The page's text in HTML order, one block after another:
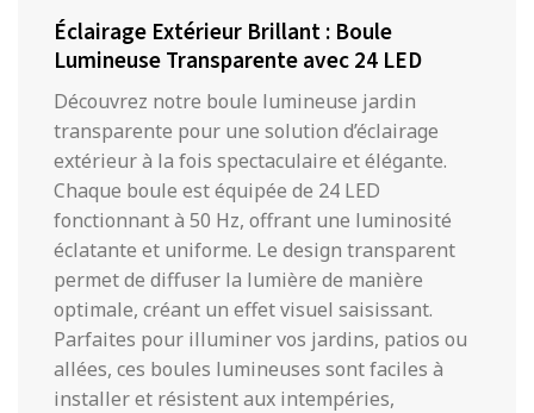
Éclairage Extérieur Brillant : Boule
Lumineuse Transparente avec 24 LED
Découvrez notre boule lumineuse jardin
transparente pour une solution d’éclairage
extérieur à la fois spectaculaire et élégante.
Chaque boule est équipée de 24 LED
fonctionnant à 50 Hz, offrant une luminosité
éclatante et uniforme. Le design transparent
permet de diffuser la lumière de manière
optimale, créant un effet visuel saisissant.
Parfaites pour illuminer vos jardins, patios ou
allées, ces boules lumineuses sont faciles à
installer et résistent aux intempéries,